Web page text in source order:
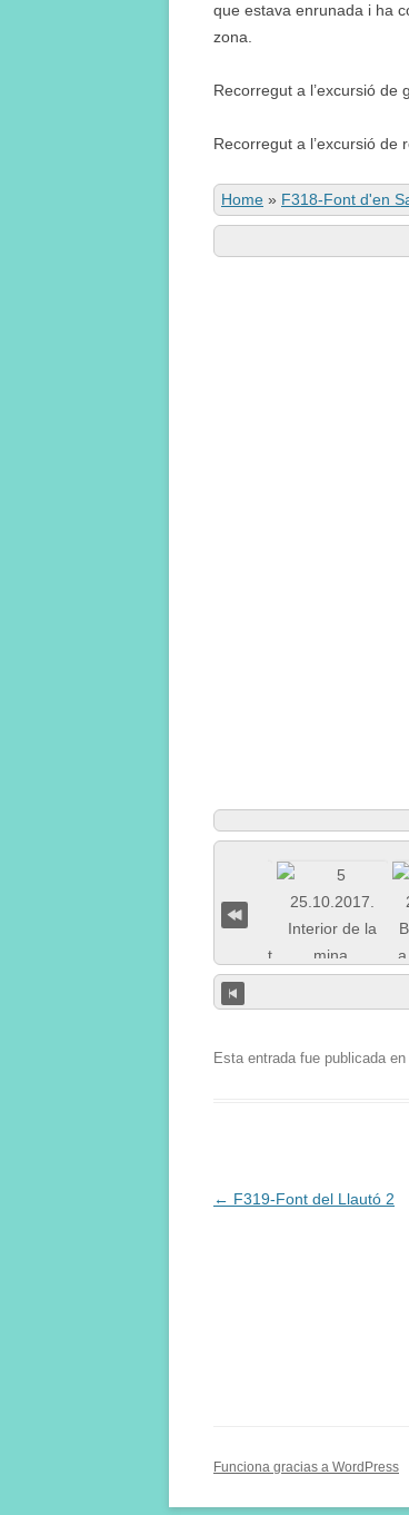
que estava enrunada i ha
zona.
Recorregut a l’excursió de
Recorregut a l’excursió de
Home » F318-Font d'en
Esta entrada fue publicada en
Navegación
← F319-Font del Llautó 2
Funciona gracias a WordPress